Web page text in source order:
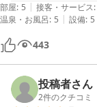
食事
夜は量も多く、美味
朝はお昼や夜のお弁
べられる事を考える
グ的なものが選べると
部屋: 5 | 接客・サービス:
温泉・お風呂: 5 | 設備: 5
443
投稿者さん
2件のクチコミ